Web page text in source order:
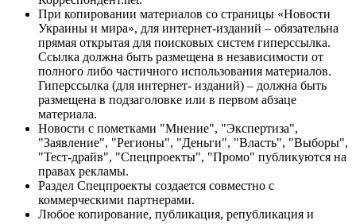
При копировании материалов со страницы «Новости
Украины и мира», для интернет-изданий – обязательна
прямая открытая для поисковых систем гиперссылка.
Ссылка должна быть размещена в независимости от
полного либо частичного использования материалов.
Гиперссылка (для интернет- изданий) – должна быть
размещена в подзаголовке или в первом абзаце
материала.
Новости с пометками "Мнение", "Экспертиза",
"Заявление", "Регионы", "Деньги", "Власть", "Выборы",
"Тест-драйв", "Спецпроекты", "Промо" публикуются на
правах рекламы.
Раздел Спецпроекты создается совместно с
коммерческими партнерами.
Любое копирование, публикация, републикация и